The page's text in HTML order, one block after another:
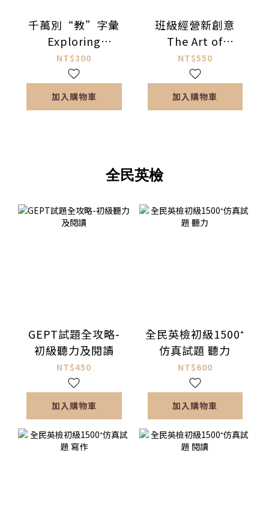
千萬別“教”字彙
Exploring
Vocabulary －一場
字彙教學的革命
NT$300
加入購物車
班級經營新創意
The Art of
Classroom
Management
NT$550
加入購物車
全民英檢
GEPT試題全攻略-
初級聽力及閱讀
NT$450
加入購物車
全民英檢初級1500⁺
仿真試題 聽力
NT$600
加入購物車